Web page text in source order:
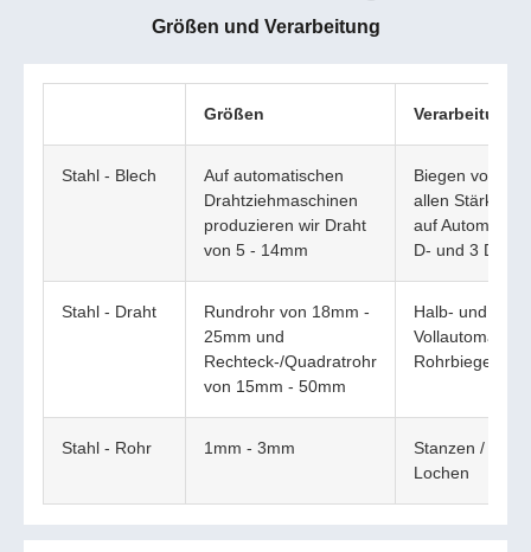
Größen und Verarbeitung
Größen Verarbeitung
Stahl - Blech
Auf automatischen
Drahtziehmaschinen
produzieren wir Draht
von 5 - 14mm
Biegen von
allen Stärken
auf Automaten
D- und 3 D -
Stahl - Draht
Rundrohr von 18mm -
25mm und
Rechteck-/Quadratrohr
von 15mm - 50mm
Halb- und
Stahl - Rohr 1mm - 3mm
Stanzen /
Lochen